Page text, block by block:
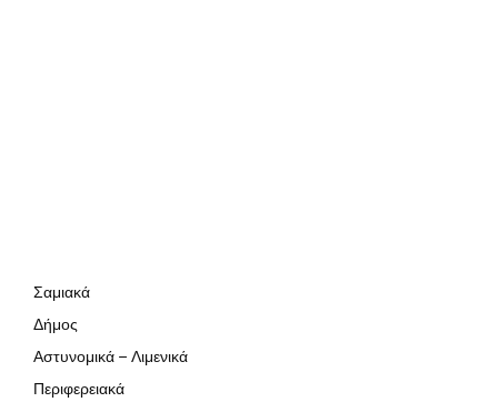
Σαμιακά
Δήμος
Αστυνομικά – Λιμενικά
Περιφερειακά